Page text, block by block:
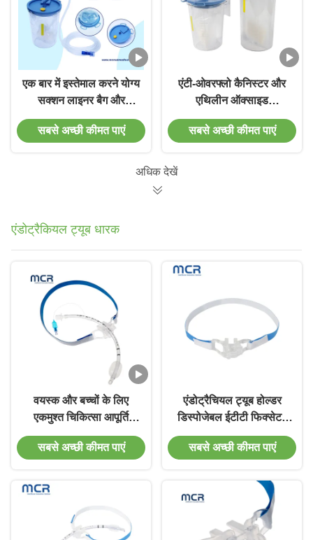
एक बार में इस्तेमाल करने योग्य
सक्शन लाइनर बैग और
कैनिस्टर
सबसे अच्छी कीमत पाएं
एंटी-ओवरफ्लो कैनिस्टर और
एथिलीन ऑक्साइड
स्टरलाइजेशन के साथ
सर्जिकल सक्शन लाइनर बैग -
सबसे अच्छी कीमत पाएं
अधिक देखें
एंडोट्रैकियल ट्यूब धारक
वयस्क और बच्चों के लिए
एकमुश्त चिकित्सा आपूर्ति
एंडोट्रैकेयल ट्यूब धारक
सबसे अच्छी कीमत पाएं
एंडोट्रैचियल ट्यूब होल्डर
डिस्पोजेबल ईटीटी फिक्सेटर
मेडिकल उपकरण
सबसे अच्छी कीमत पाएं